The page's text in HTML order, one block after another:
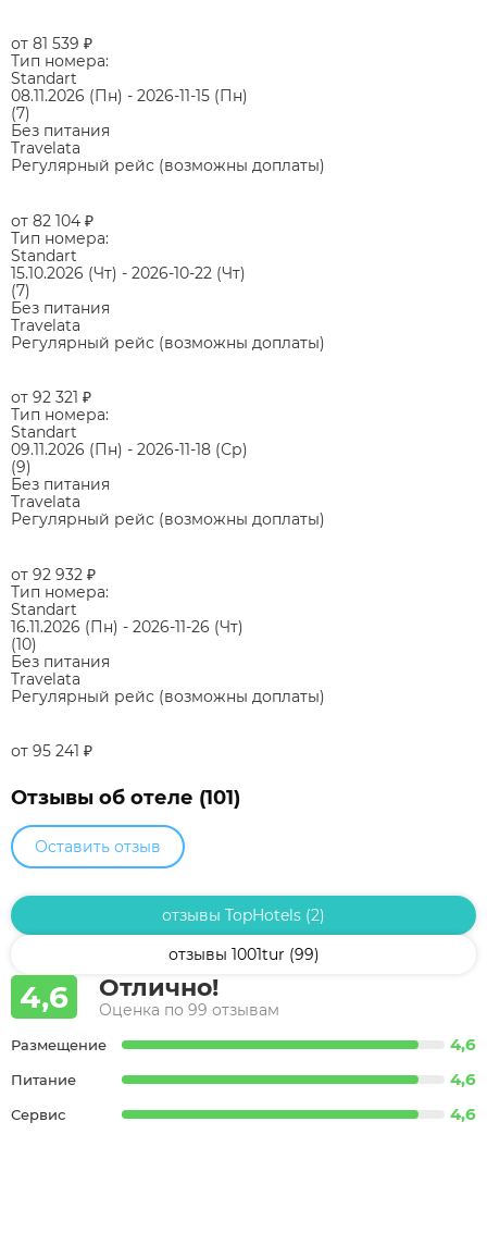
от 81 539 ₽
Тип номера:
Standart
08.11.2026 (Пн) - 2026-11-15 (Пн)
(7)
Без питания
Travelata
Регулярный рейс (возможны доплаты)
от 82 104 ₽
Тип номера:
Standart
15.10.2026 (Чт) - 2026-10-22 (Чт)
(7)
Без питания
Travelata
Регулярный рейс (возможны доплаты)
от 92 321 ₽
Тип номера:
Standart
09.11.2026 (Пн) - 2026-11-18 (Ср)
(9)
Без питания
Travelata
Регулярный рейс (возможны доплаты)
от 92 932 ₽
Тип номера:
Standart
16.11.2026 (Пн) - 2026-11-26 (Чт)
(10)
Без питания
Travelata
Регулярный рейс (возможны доплаты)
от 95 241 ₽
Отзывы об отеле (101)
Оставить отзыв
отзывы TopHotels (2)
отзывы 1001tur (99)
4,6 Отлично!
Оценка по 99 отзывам
Размещение 4,6
Питание 4,6
Сервис 4,6